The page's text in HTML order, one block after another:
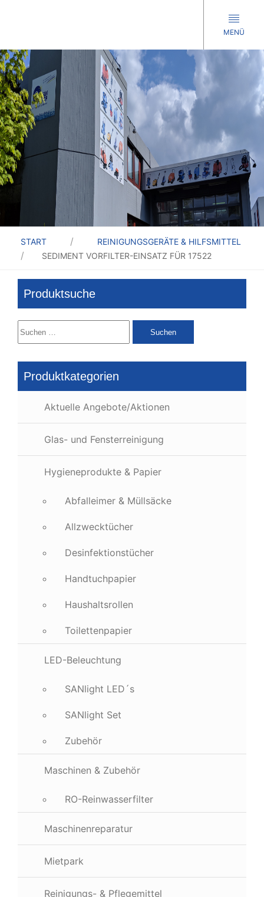
MENÜ
START
REINIGUNGSGERÄTE & HILFSMITTEL
SEDIMENT VORFILTER-EINSATZ FÜR 17522
Produktsuche
Suchen
nach:
Produktkategorien
Aktuelle Angebote/Aktionen
Glas- und Fensterreinigung
Hygieneprodukte & Papier
Abfalleimer & Müllsäcke
Allzwecktücher
Desinfektionstücher
Handtuchpapier
Haushaltsrollen
Toilettenpapier
LED-Beleuchtung
SANlight LED´s
SANlight Set
Zubehör
Maschinen & Zubehör
RO-Reinwasserfilter
Maschinenreparatur
Mietpark
Reinigungs- & Pflegemittel